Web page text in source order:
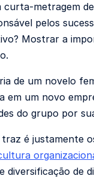
curta-metragem
pelos
Mostrar a
de um novelo
em um novo
do grupo por
é justamente
diversificação de